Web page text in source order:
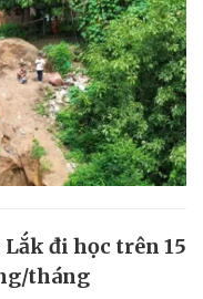
đi học trên 15
tháng